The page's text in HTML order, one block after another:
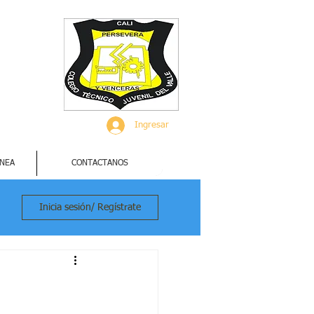
Ingresar
CONTACTANOS
Inicia sesión/ Regístrate